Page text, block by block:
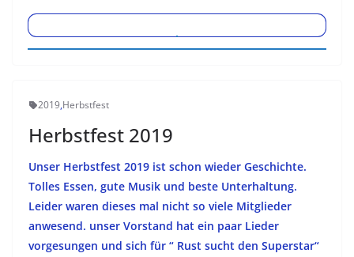
2019,Herbstfest
Herbstfest 2019
Unser Herbstfest 2019 ist schon wieder Geschichte.
Tolles Essen, gute Musik und beste Unterhaltung.
Leider waren dieses mal nicht so viele Mitglieder
anwesend. unser Vorstand hat ein paar Lieder
vorgesungen und sich für “ Rust sucht den Superstar“